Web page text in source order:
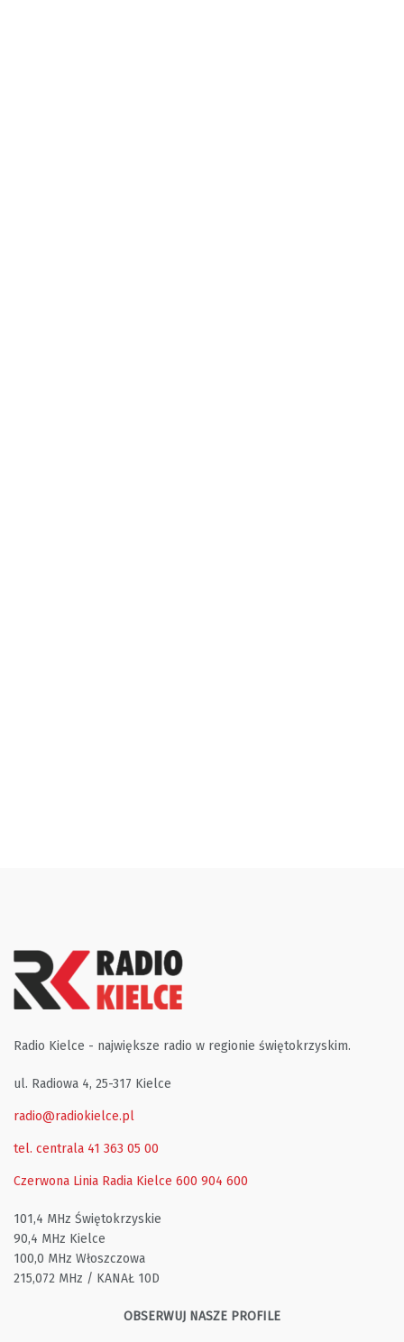
Radio Kielce - największe radio w regionie świętokrzyskim.
ul. Radiowa 4, 25-317 Kielce
radio@radiokielce.pl
tel. centrala 41 363 05 00
Czerwona Linia Radia Kielce 600 904 600
101,4 MHz Świętokrzyskie
90,4 MHz Kielce
100,0 MHz Włoszczowa
215,072 MHz / KANAŁ 10D
OBSERWUJ NASZE PROFILE